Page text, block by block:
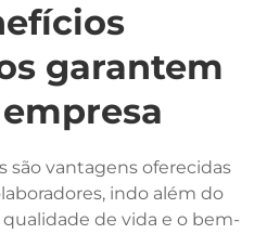
garantem
são vantagens oferecidas
indo além do
qualidade de vida e o bem-